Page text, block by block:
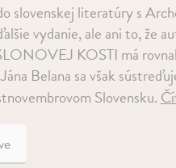
slovenskej literatúry s
vydanie, ale ani to, že
KOSTI má
Belana sa však
Slovensku.